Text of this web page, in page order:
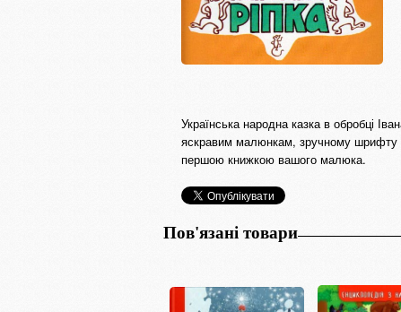
Українська народна казка в обробці
яскравим малюнкам, зручному шрифту
першою книжкою вашого малюка.
Пов'язані товари